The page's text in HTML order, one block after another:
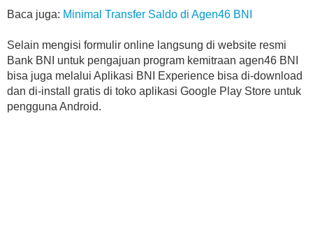
Baca juga: Minimal Transfer Saldo di Agen46 BNI
Selain mengisi formulir online langsung di website resmi
Bank BNI untuk pengajuan program kemitraan agen46 BNI
bisa juga melalui Aplikasi BNI Experience bisa di-download
dan di-install gratis di toko aplikasi Google Play Store untuk
pengguna Android.